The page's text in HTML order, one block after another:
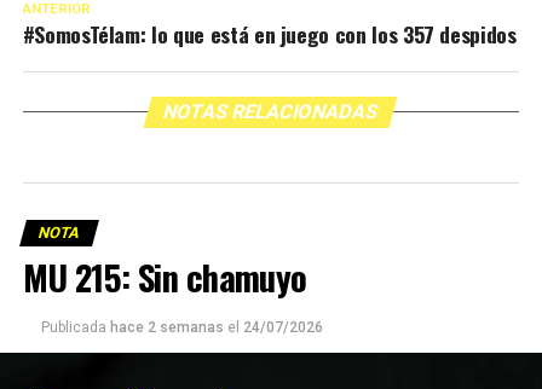
ANTERIOR
#SomosTélam: lo que está en juego con los 357 despidos
NOTAS RELACIONADAS
NOTA
MU 215: Sin chamuyo
Publicada hace 2 semanas el 24/07/2026